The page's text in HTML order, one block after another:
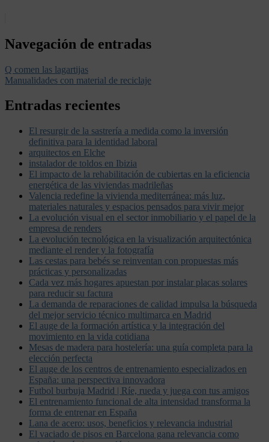
Navegación de entradas
Q comen las lagartijas
Manualidades con material de reciclaje
Entradas recientes
El resurgir de la sastrería a medida como la inversión
definitiva para la identidad laboral
arquitectos en Elche
instalador de toldos en Ibizia
El impacto de la rehabilitación de cubiertas en la eficiencia
energética de las viviendas madrileñas
Valencia redefine la vivienda mediterránea: más luz,
materiales naturales y espacios pensados para vivir mejor
La evolución visual en el sector inmobiliario y el papel de la
empresa de renders
La evolución tecnológica en la visualización arquitectónica
mediante el render y la fotografía
Las cestas para bebés se reinventan con propuestas más
prácticas y personalizadas
Cada vez más hogares apuestan por instalar placas solares
para reducir su factura
La demanda de reparaciones de calidad impulsa la búsqueda
del mejor servicio técnico multimarca en Madrid
El auge de la formación artística y la integración del
movimiento en la vida cotidiana
Mesas de madera para hostelería: una guía completa para la
elección perfecta
El auge de los centros de entrenamiento especializados en
España: una perspectiva innovadora
Futbol burbuja Madrid | Ríe, rueda y juega con tus amigos
El entrenamiento funcional de alta intensidad transforma la
forma de entrenar en España
Lana de acero: usos, beneficios y relevancia industrial
El vaciado de pisos en Barcelona gana relevancia como